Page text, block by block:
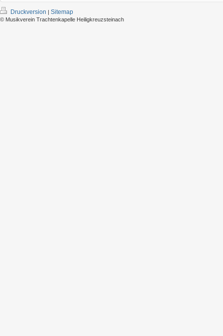
Druckversion | Sitemap
© Musikverein Trachtenkapelle Heiligkreuzsteinach